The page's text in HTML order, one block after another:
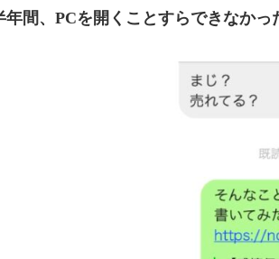
年間、PCを開くことすらできなかっ